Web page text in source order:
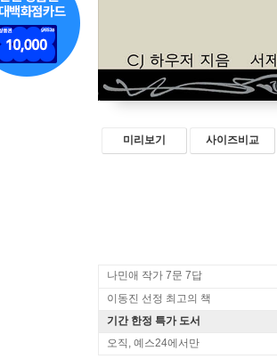
미리보기 사이즈비교
나민애 작가 7문 7답
이동진 선정 최고의 책
기간 한정 특가 도서
오직, 예스24에서만